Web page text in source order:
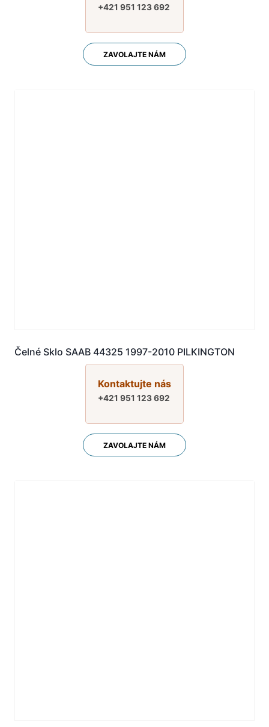
+421 951 123 692
ZAVOLAJTE NÁM
Čelné Sklo SAAB 44325 1997-2010 PILKINGTON
Kontaktujte nás
+421 951 123 692
ZAVOLAJTE NÁM